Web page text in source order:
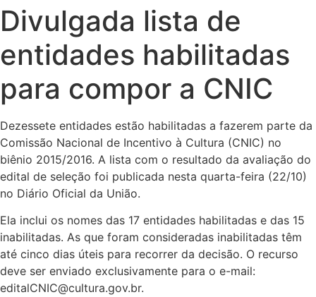
Divulgada lista de
entidades habilitadas
para compor a CNIC
Dezessete entidades estão habilitadas a fazerem parte da
Comissão Nacional de Incentivo à Cultura (CNIC) no
biênio 2015/2016. A lista com o resultado da avaliação do
edital de seleção foi publicada nesta quarta-feira (22/10)
no Diário Oficial da União.
Ela inclui os nomes das 17 entidades habilitadas e das 15
inabilitadas. As que foram consideradas inabilitadas têm
até cinco dias úteis para recorrer da decisão. O recurso
deve ser enviado exclusivamente para o e-mail:
editalCNIC@cultura.gov.br.